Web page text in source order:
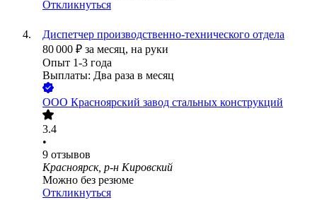
Откликнуться
Диспетчер производственно-технического отдела
80 000 ₽ за месяц, на руки
Опыт 1-3 года
Выплаты: Два раза в месяц
ООО Красноярский завод стальных конструкций
3.4
•
9 отзывов
Красноярск, р-н Кировский
Можно без резюме
Откликнуться